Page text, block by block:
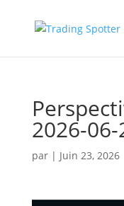
2026-06-
par | Juin 23, 2026